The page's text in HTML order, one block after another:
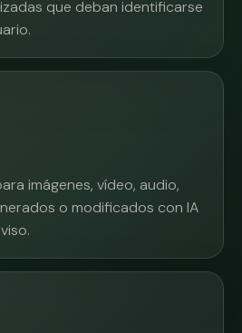
que deban identificarse
imágenes, vídeo, audio,
o modificados con IA